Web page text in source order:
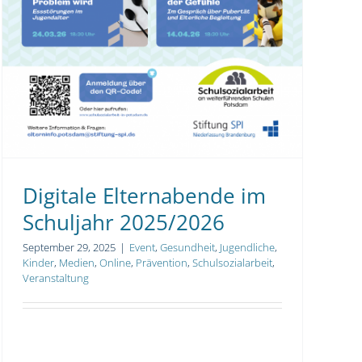
Digitale Elternabende im
Schuljahr 2025/2026
September 29, 2025 | Event, Gesundheit, Jugendliche,
Kinder, Medien, Online, Prävention, Schulsozialarbeit,
Veranstaltung